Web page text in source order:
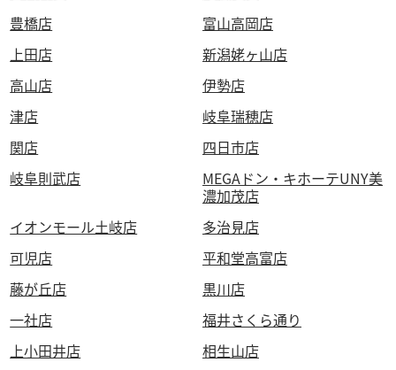
豊橋店
富山高岡店
上田店
新潟姥ヶ山店
高山店
伊勢店
津店
岐阜瑞穂店
関店
四日市店
岐阜則武店
MEGAドン・キホーテUNY美
濃加茂店
イオンモール土岐店
多治見店
可児店
平和堂高富店
藤が丘店
黒川店
一社店
福井さくら通り
上小田井店
相生山店